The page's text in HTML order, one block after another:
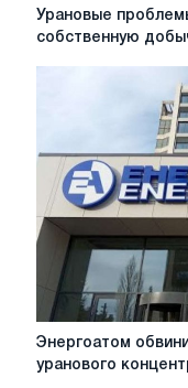
Урановые
проблемы:
Урановые
собственную
Энергоатом
Энергоатом
уранового